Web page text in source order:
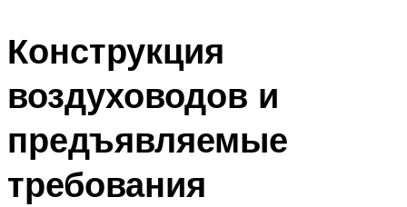
Конструкция
воздуховодов и
предъявляемые
требования